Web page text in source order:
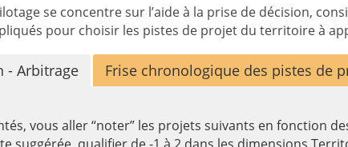
se concentre sur l’aide à la prise de décision,
pour choisir les pistes de projet du territoire à
- Arbitrage Frise chronologique des pistes de
vous aller “noter” les projets suivants en fonction